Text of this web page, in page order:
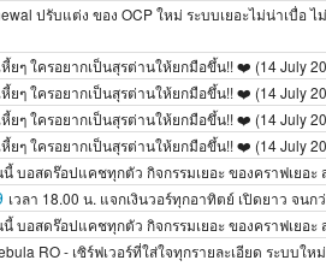
ปรับแต่ง ของ OCP ใหม่ ระบบเยอะไม่น่าเบื่อ ไ
ยๆ ใครอยากเป็นสุรต่านให้ยกมือขึ้น!! ❤️ (14 July
ยๆ ใครอยากเป็นสุรต่านให้ยกมือขึ้น!! ❤️ (14 July
ยๆ ใครอยากเป็นสุรต่านให้ยกมือขึ้น!! ❤️ (14 July
ยๆ ใครอยากเป็นสุรต่านให้ยกมือขึ้น!! ❤️ (14 July
นี้ บอสดร๊อปแคชทุกตัว กิจกรรมเยอะ ของคราฟเยอะ
เวลา 18.00 น. แจกเงินวอร์ทุกอาทิตย์ เปิดยาว จน
นี้ บอสดร๊อปแคชทุกตัว กิจกรรมเยอะ ของคราฟเยอะ
RO - เซิร์ฟเวอร์ที่ใส่ใจทุกรายละเอียด ระบบใ